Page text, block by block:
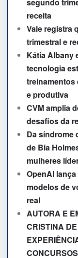
receita
Vale registra
trimestral e
Kátia Albany
tecnologia
treinamentos
e produtiva
CVM amplia
desafios da
Da síndrome
de Bia
mulheres
OpenAI
modelos de
real
AUTORA E
CRISTINA